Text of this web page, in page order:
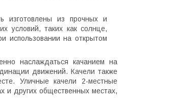
изготовлены из прочных и
условий, таких как солнце,
использовании на открытом
наслаждаться качанием на
движений. Качели также
Уличные качели 2-местные
и других общественных местах,